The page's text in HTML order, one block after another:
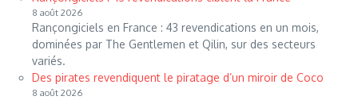
8 août 2026
Rançongiciels en France : 43 revendications en un mois,
dominées par The Gentlemen et Qilin, sur des secteurs
variés.
Des pirates revendiquent le piratage d’un miroir de Coco
8 août 2026